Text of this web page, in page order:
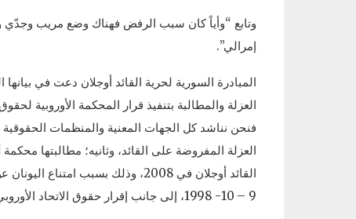
وتابع “وأياً كان سبب الرفض فهناك وضع مريب وجدّي
إمرالي”.
المبادرة السورية لحرية القائد أوجلان دعت في
فنحن نناشد كل الجهات المعنية والمنظمات الحقوقية
العزلة المفروضة على القائد، وثانيه؛ مطالبتها
القائد أوجلان في 2008، وذلك بسبب
9 – 10- 1998، إلى جانب إقرار حقوق الاتحاد الأوروبي والدولي هذا الحق له”.